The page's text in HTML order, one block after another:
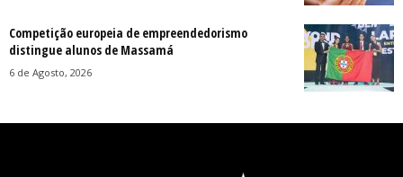
Competição europeia de empreendedorismo
distingue alunos de Massamá
6 de Agosto, 2026